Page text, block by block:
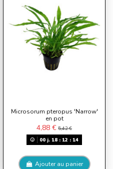
Microsorum pteropus 'Narrow'
en pot
4,88 €5,42 €
00j. 18: 12 : 13
Ajouter au panier